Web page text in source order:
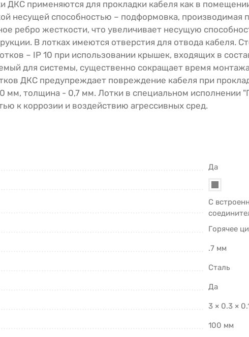
ДКС применяются для прокладки кабеля как в
несущей способностью – подформовка, производимая
ребро жесткости, что увеличивает несущую
В лотках имеются отверстия для отвода кабеля.
– IP 10 при использовании крышек, входящих в
для системы, существенно сокращает время
ДКС предупреждает повреждение кабеля при
толщина - 0,7 мм. Лотки в специальном исполнении
к коррозии и воздействию агрессивных сред.
Да
С
Горячее
.7 мм
Сталь
Да
3 × 0.3 ×
100 мм